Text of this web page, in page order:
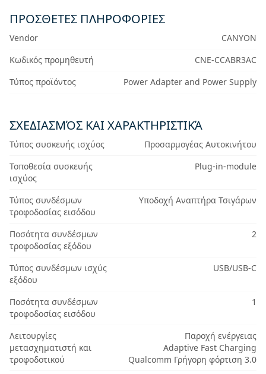
ΠΡΟΣΘΕΤΕΣ ΠΛΗΡΟΦΟΡΙΕΣ
Vendor
CANYON
Κωδικός προμηθευτή
CNE-CCABR3AC
Τύπος προϊόντος
Power Adapter and Power Supply
ΣΧΕΔΙΑΣΜΌΣ ΚΑΙ ΧΑΡΑΚΤΗΡΙΣΤΙΚΆ
Τύπος συσκευής ισχύος
Προσαρμογέας Αυτοκινήτου
Τοποθεσία συσκευής
ισχύος
Plug-in-module
Τύπος συνδέσμων
τροφοδοσίας εισόδου
Υποδοχή Αναπτήρα Τσιγάρων
Ποσότητα συνδέσμων
τροφοδοσίας εξόδου
2
Τύπος συνδέσμων ισχύς
εξόδου
USB/USB-C
Ποσότητα συνδέσμων
τροφοδοσίας εισόδου
1
Λειτουργίες
μετασχηματιστή και
τροφοδοτικού
Παροχή ενέργειας
Adaptive Fast Charging
Qualcomm Γρήγορη φόρτιση 3.0